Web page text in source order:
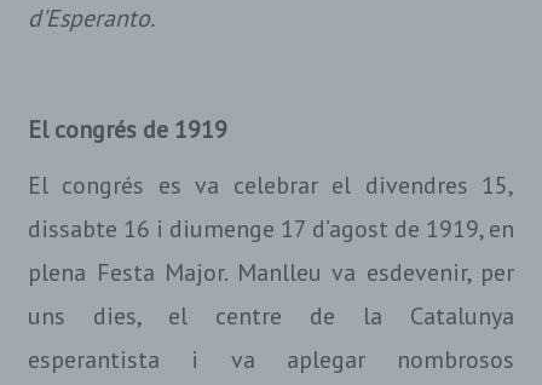
d'Esperanto.
El congrés de 1919
El congrés es va celebrar el divendres 15,
dissabte 16 i diumenge 17 d’agost de 1919, en
plena Festa Major. Manlleu va esdevenir, per
uns dies, el centre de la Catalunya
esperantista i va aplegar nombrosos